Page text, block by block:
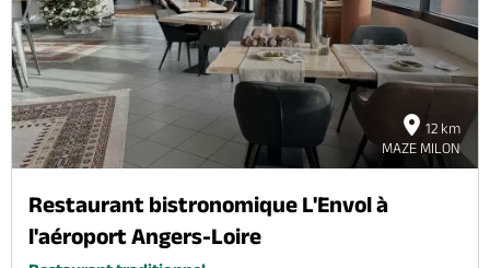
12 km
MAZE MILON
Restaurant bistronomique L'Envol à
l'aéroport Angers-Loire